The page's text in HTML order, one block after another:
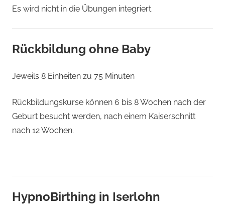
Es wird nicht in die Übungen integriert.
Rückbildung ohne Baby
Jeweils 8 Einheiten zu 75 Minuten
Rückbildungskurse können 6 bis 8 Wochen nach der
Geburt besucht werden, nach einem Kaiserschnitt
nach 12 Wochen.
HypnoBirthing in Iserlohn